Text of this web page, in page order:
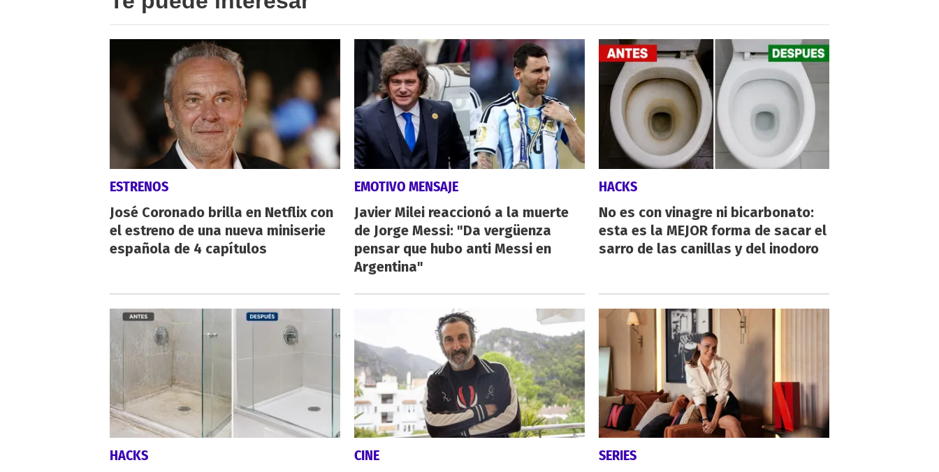
ESTRENOS
José Coronado brilla en Netflix con
el estreno de una nueva miniserie
española de 4 capítulos
EMOTIVO MENSAJE
Javier Milei reaccionó a la muerte
de Jorge Messi: "Da vergüenza
pensar que hubo anti Messi en
Argentina"
HACKS
No es con vinagre ni bicarbonato:
esta es la MEJOR forma de sacar el
sarro de las canillas y del inodoro
HACKS
CINE
SERIES